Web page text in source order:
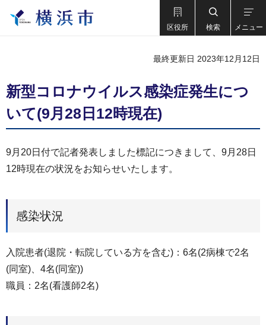
区役所 検索 メニュー
最終更新日 2023年12月12日
新型コロナウイルス感染症発生につ
いて(9月28日12時現在)
9月20日付で記者発表しました標記につきまして、9月28日
12時現在の状況をお知らせいたします。
感染状況
入院患者(退院・転院している方を含む)：6名(2病棟で2名
(同室)、4名(同室))
職員：2名(看護師2名)